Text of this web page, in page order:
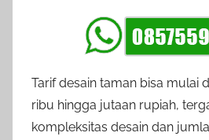
Tarif desain taman bisa mulai
ribu hingga jutaan rupiah,
kompleksitas desain dan